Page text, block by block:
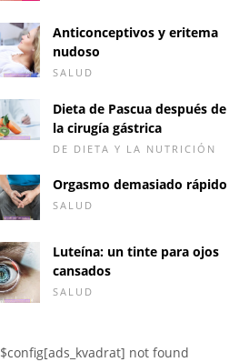
Anticonceptivos y eritema
nudoso
SALUD
Dieta de Pascua después de
la cirugía gástrica
DE DIETA Y LA NUTRICIÓN
Orgasmo demasiado rápido
SALUD
Luteína: un tinte para ojos
cansados
SALUD
$config[ads_kvadrat] not found